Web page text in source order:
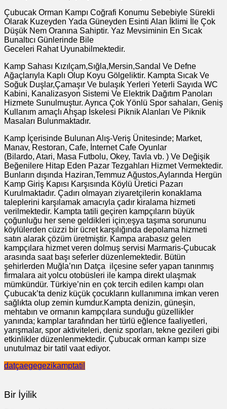
Çubucak Orman Kampı Coğrafi Konumu Sebebiyle Sürekli
Olarak Kuzeyden Yada Güneyden Esinti Alan İklimi İle Çok
Düşük Nem Oranına Sahiptir. Yaz Mevsiminin En Sıcak
Bunaltıcı Günlerinde Bile
Geceleri Rahat Uyunabilmektedir.
Kamp Sahası Kızılçam,Sığla,Mersin,Sandal Ve Defne
Ağaçlarıyla Kaplı Olup Koyu Gölgeliktir. Kampta Sıcak Ve
Soğuk Duşlar,Çamaşır Ve bulaşık Yerleri Yeterli Sayıda WC
Kabini, Kanalizasyon Sistemi Ve Elektrik Dağıtım Panoları
Hizmete Sunulmuştur. Ayrıca Çok Yönlü Spor sahaları, Geniş
Kullanım amaçlı Ahşap İskelesi Piknik Alanları Ve Piknik
Masaları Bulunmaktadır.
Kamp İçerisinde Bulunan Alış-Veriş Ünitesinde; Market,
Manav, Restoran, Cafe, İnternet Cafe Oyunlar
(Bilardo, Atari, Masa Futbolu, Okey, Tavla vb. ) Ve Değişik
Beğenilere Hitap Eden Pazar Tezgahları Hizmet Vermektedir.
Bunların dışında Haziran,Temmuz Ağustos,Aylarında Hergün
Kamp Giriş Kapısı Karşısında Köylü Üretici Pazarı
Kurulmaktadır. Çadırı olmayan ziyaretçilerin konaklama
taleplerini karşılamak amacıyla çadır kiralama hizmeti
verilmektedir. Kampta tatili geçiren kampçıların büyük
çoğunluğu her sene geldikleri için;eşya taşıma sorununu
köylülerden cüzzi bir ücret karşılığında depolama hizmeti
satın alarak çözüm üretmiştir. Kampa arabasız gelen
kampçılara hizmet veren dolmuş servisi Marmaris-Çubucak
arasında saat başı seferler düzenlemektedir. Bütün
şehirlerden Muğla’nın Datça ilçesine sefer yapan tanınmış
firmalara ait yolcu otobüsleri ile kampa direkt ulaşmak
mümkündür. Türkiye’nin en çok tercih edilen kampı olan
Çubucak’ta deniz küçük çocukların kullanımına imkan veren
sağlıkta olup zemin kumdur.Kampta denizin, güneşin,
mehtabın ve ormanın kampçılara sunduğu güzellikler
yanında; kamplar tarafından her türlü eğlence faaliyetleri,
yarışmalar, spor aktiviteleri, deniz sporları, tekne gezileri gibi
etkinlikler düzenlenmektedir. Çubucak orman kampı size
unutulmaz bir tatil vaat ediyor.
datçaegegezikamptatil
Bir İyilik